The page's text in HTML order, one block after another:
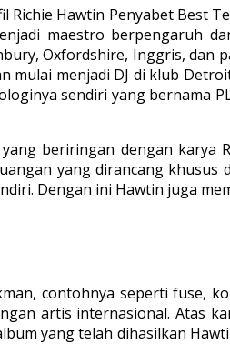
Hawtin Penyabet Best
maestro berpengaruh
Oxfordshire, Inggris, dan
menjadi DJ di klub
sendiri yang bernama
beriringan dengan karya
yang dirancang
Dengan ini Hawtin juga
contohnya seperti fuse,
artis internasional. Atas
yang telah dihasilkan